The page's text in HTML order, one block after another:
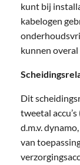
kunt bij
kabelogen
kunnen
Dit
tweetal
d.m.v.
van